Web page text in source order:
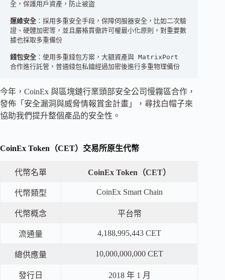
全，保護用戶資產，防止被盜
運維安全 ：採用多重安全手段，保障伺服器安全，比如二次驗
證、硬體加密等，並且嚴格貫徹許可權最小化原則，對重要數
據也採取多重備份
錢包安全 ：使用多重錢包方案，大額資產與 MatrixPort
合作進行託管，普通錢包私鑰經過加密後進行多重物理備份
今年，CoinEx 與區塊鏈行業頭部安全公司慢霧區合作，
發佈「安全漏洞與威脅情報賞金計畫」，尋找白帽子來
協助我們提升整個產品的安全性。
CoinEx Token（CET）交易所原生代幣
代幣名單 CoinEx Token（CET）
代幣類型 CoinEx Smart Chain
代幣概念 平台幣
流通量 4,188,995,443 CET
總供應量 10,000,000,000 CET
發行日
2018 年 1 月